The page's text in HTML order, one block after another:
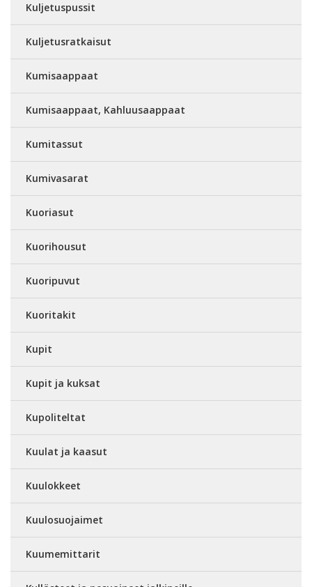
Kuljetuspussit
Kuljetusratkaisut
Kumisaappaat
Kumisaappaat, Kahluusaappaat
Kumitassut
Kumivasarat
Kuoriasut
Kuorihousut
Kuoripuvut
Kuoritakit
Kupit
Kupit ja kuksat
Kupoliteltat
Kuulat ja kaasut
Kuulokkeet
Kuulosuojaimet
Kuumemittarit